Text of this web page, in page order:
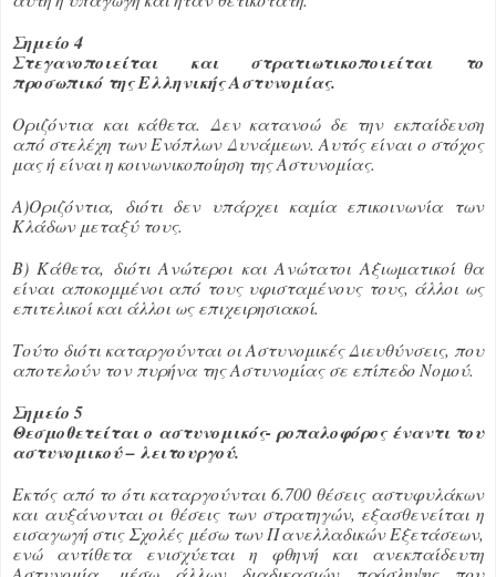
Σημείο 4
Στεγανοποιείται και στρατιωτικοποιείται το
προσωπικό της Ελληνικής Αστυνομίας.
Οριζόντια και κάθετα. Δεν κατανοώ δε την εκπαίδευση
από στελέχη των Ενόπλων Δυνάμεων. Αυτός είναι ο στόχος
μας ή είναι η κοινωνικοποίηση της Αστυνομίας.
Α)Οριζόντια, διότι δεν υπάρχει καμία επικοινωνία των
Κλάδων μεταξύ τους.
Β) Κάθετα, διότι Ανώτεροι και Ανώτατοι Αξιωματικοί θα
είναι αποκομμένοι από τους υφισταμένους τους, άλλοι ως
επιτελικοί και άλλοι ως επιχειρησιακοί.
Τούτο διότι καταργούνται οι Αστυνομικές Διευθύνσεις, που
αποτελούν τον πυρήνα της Αστυνομίας σε επίπεδο Νομού.
Σημείο 5
Θεσμοθετείται ο αστυνομικός- ροπαλοφόρος έναντι του
αστυνομικού – λειτουργού.
Εκτός από το ότι καταργούνται 6.700 θέσεις αστυφυλάκων
και αυξάνονται οι θέσεις των στρατηγών, εξασθενείται η
εισαγωγή στις Σχολές μέσω των Πανελλαδικών Εξετάσεων,
ενώ αντίθετα ενισχύεται η φθηνή και ανεκπαίδευτη